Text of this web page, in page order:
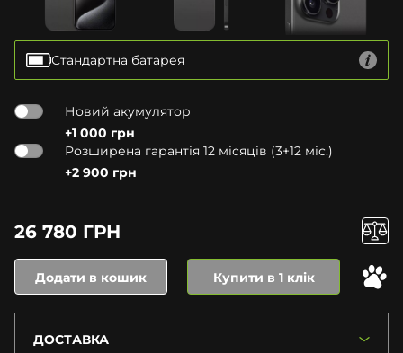
Стандартна батарея
Новий акумулятор
+1 000 грн
Розширена гарантія 12 місяців (3+12 міс.)
+2 900 грн
26 780 ГРН
Додати в кошик Купити в 1 клік
ДОСТАВКА